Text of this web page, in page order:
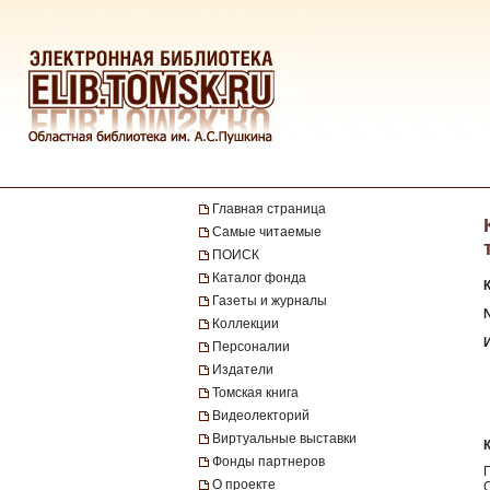
Главная страница
Самые читаемые
ПОИСК
Каталог фонда
Газеты и журналы
Коллекции
Персоналии
Издатели
Томская книга
Видеолекторий
Виртуальные выставки
Фонды партнеров
О проекте